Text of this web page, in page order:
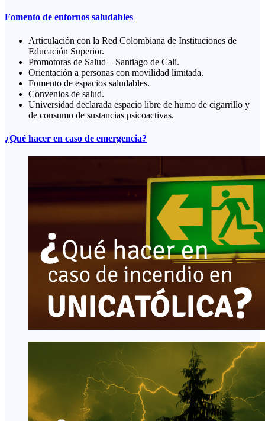
Fomento de entornos saludables
Articulación con la Red Colombiana de Instituciones de
Educación Superior.
Promotoras de Salud – Santiago de Cali.
Orientación a personas con movilidad limitada.
Fomento de espacios saludables.
Convenios de salud.
Universidad declarada espacio libre de humo de cigarrillo y
de consumo de sustancias psicoactivas.
¿Qué hacer en caso de emergencia?